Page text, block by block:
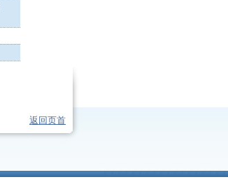
返回页首